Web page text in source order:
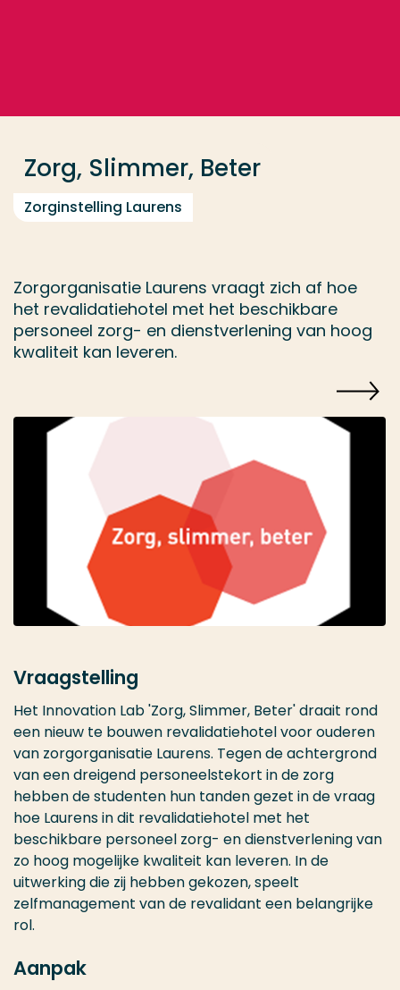
Zorg, Slimmer, Beter
Zorginstelling Laurens
Zorgorganisatie Laurens vraagt zich af hoe
het revalidatiehotel met het beschikbare
personeel zorg- en dienstverlening van hoog
kwaliteit kan leveren.
Vraagstelling
Het Innovation Lab 'Zorg, Slimmer, Beter' draait rond
een nieuw te bouwen revalidatiehotel voor ouderen
van zorgorganisatie Laurens. Tegen de achtergrond
van een dreigend personeelstekort in de zorg
hebben de studenten hun tanden gezet in de vraag
hoe Laurens in dit revalidatiehotel met het
beschikbare personeel zorg- en dienstverlening van
zo hoog mogelijke kwaliteit kan leveren. In de
uitwerking die zij hebben gekozen, speelt
zelfmanagement van de revalidant een belangrijke
rol.
Aanpak
Opleiding
Contact